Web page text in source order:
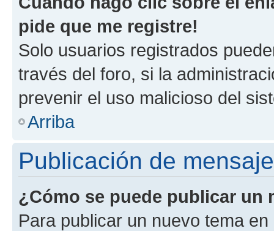
pide que me registre!
Solo usuarios registrados
través del foro, si la
prevenir el uso malicioso del
Arriba
Publicación de
¿Cómo se puede publicar un
Para publicar un nuevo tema